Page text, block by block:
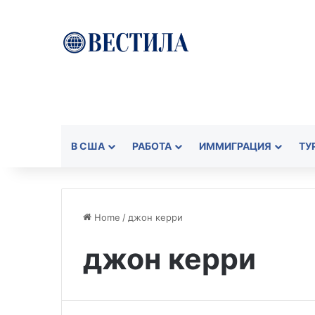
В США РАБОТА ИММИГРАЦИЯ
Home / джон керри
джон керри